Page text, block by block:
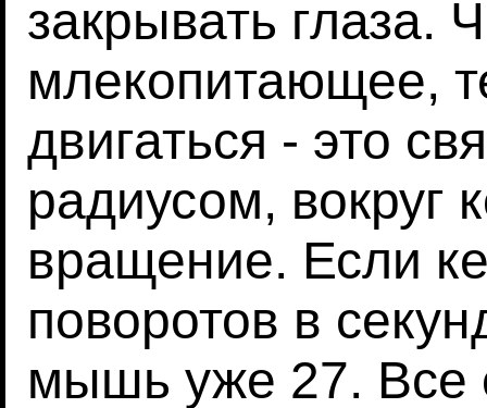
закрывать глаза.
млекопитающее,
двигаться - это
радиусом, вокруг
вращение. Если
поворотов в
мышь уже 27. Все